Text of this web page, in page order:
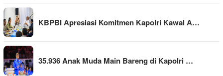
KBPBI Apresiasi Komitmen Kapolri Kawal A…
35.936 Anak Muda Main Bareng di Kapolri …